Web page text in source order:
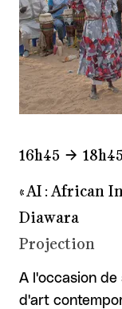
« AI : African
Diawara
Projection
16h45
A l'occasion
d'art